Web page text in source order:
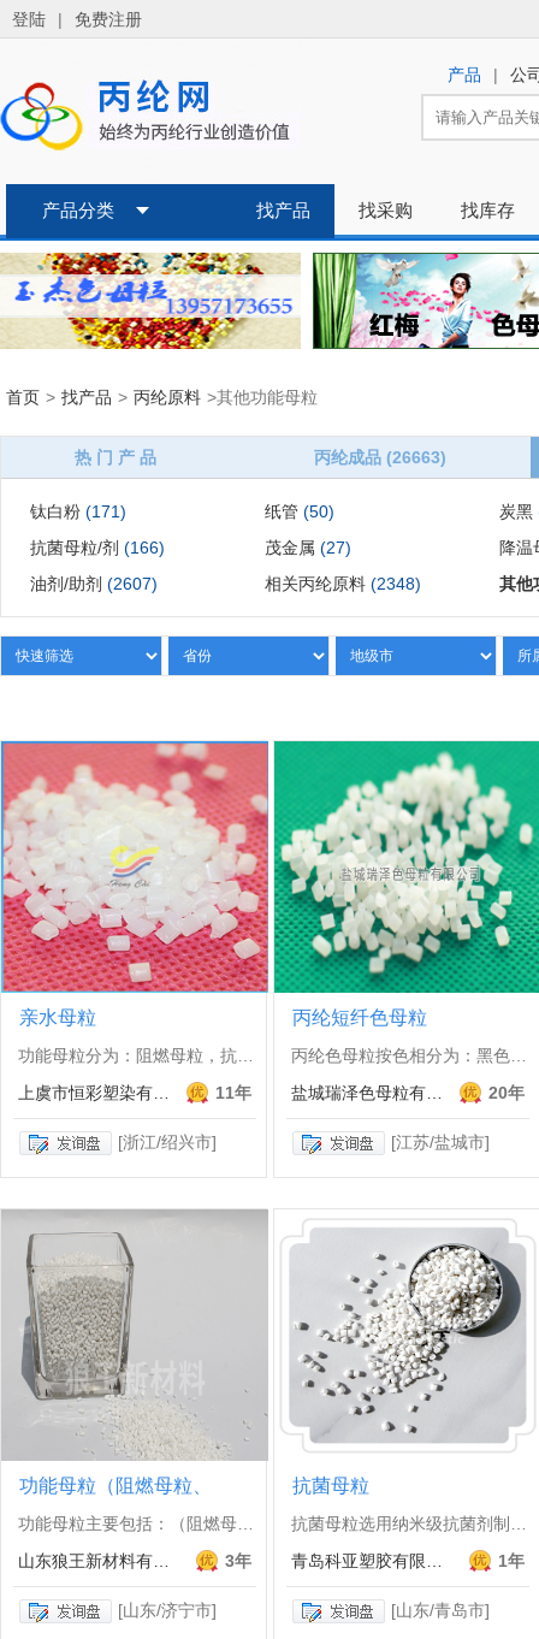
登陆 | 免费注册
产品 | 公
产品分类 找产品 找采购 找库存
首页 > 找产品 > 丙纶原料 >其他功能母粒
热 门 产 品 丙纶成品 (26663)
钛白粉 (171) 纸管 (50) 炭黑
抗菌母粒/剂 (166) 茂金属 (27)
降温
油剂/助剂 (2607) 相关丙纶原料 (2348) 其他
亲水母粒
11年
[浙江/绍兴市]
丙纶短纤色母粒
20年
[江苏/盐城市]
功能母粒（阻燃母粒、
3年
[山东/济宁市]
抗菌母粒
1年
[山东/青岛市]